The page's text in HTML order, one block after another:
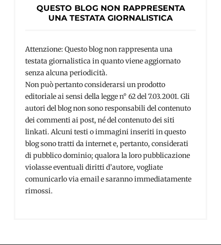
QUESTO BLOG NON RAPPRESENTA
UNA TESTATA GIORNALISTICA
Attenzione: Questo blog non rappresenta una
testata giornalistica in quanto viene aggiornato
senza alcuna periodicità.
Non può pertanto considerarsi un prodotto
editoriale ai sensi della legge n° 62 del 7.03.2001. Gli
autori del blog non sono responsabili del contenuto
dei commenti ai post, né del contenuto dei siti
linkati. Alcuni testi o immagini inseriti in questo
blog sono tratti da internet e, pertanto, considerati
di pubblico dominio; qualora la loro pubblicazione
violasse eventuali diritti d’autore, vogliate
comunicarlo via email e saranno immediatamente
rimossi.